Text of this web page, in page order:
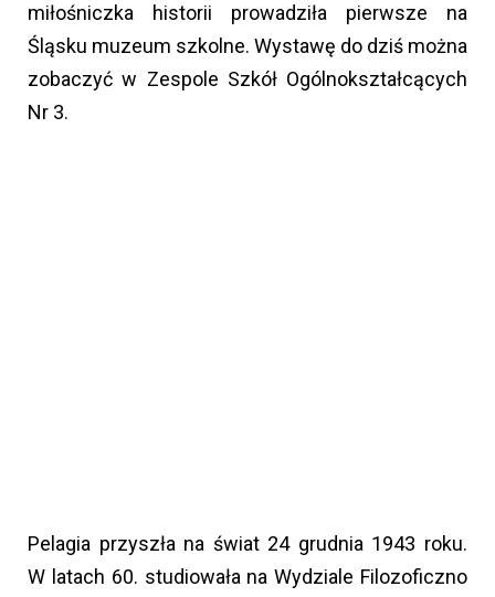
miłośniczka historii prowadziła pierwsze na
Śląsku muzeum szkolne. Wystawę do dziś można
zobaczyć w Zespole Szkół Ogólnokształcących
Nr 3.
Pelagia przyszła na świat 24 grudnia 1943 roku.
W latach 60. studiowała na Wydziale Filozoficzno